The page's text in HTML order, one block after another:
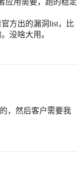
应用需要，跑的稳定
方出的漏洞list，比
没啥大用。
，然后客户需要我